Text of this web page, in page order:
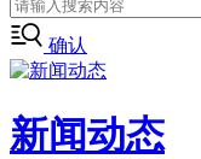
确认
新闻动态